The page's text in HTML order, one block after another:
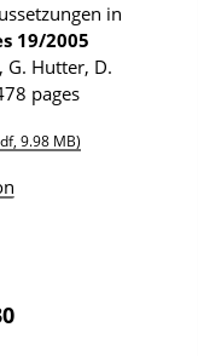
in
19/2005
G. Hutter, D.
pages
9.98 MB)